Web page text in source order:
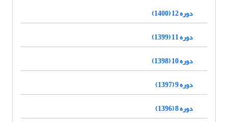
دوره 12 (1400)
دوره 11 (1399)
دوره 10 (1398)
دوره 9 (1397)
دوره 8 (1396)